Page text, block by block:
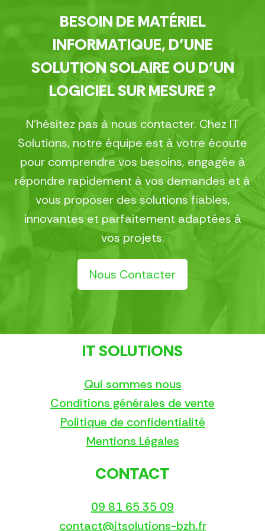
BESOIN DE MATÉRIEL
INFORMATIQUE, D’UNE
SOLUTION SOLAIRE OU D’UN
LOGICIEL SUR MESURE ?
N’hésitez pas à nous contacter. Chez IT
Solutions, notre équipe est à votre écoute
pour comprendre vos besoins, engagée à
répondre rapidement à vos demandes et à
vous proposer des solutions fiables,
innovantes et parfaitement adaptées à
vos projets.
Nous Contacter
IT SOLUTIONS
Qui sommes nous
Conditions générales de vente
Politique de confidentialité
Mentions Légales
CONTACT
09 81 65 35 09
contact@itsolutions-bzh.fr